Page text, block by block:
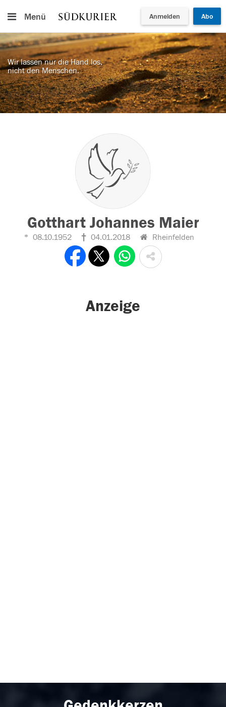
Menü Anmelden Abo
Wir lassen nur die Hand los,
nicht den Menschen.
Gotthart Johannes Maier
08.10.1952 04.01.2018 Rheinfelden
Anzeige